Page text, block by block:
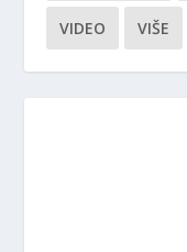
VIDEO VIŠE